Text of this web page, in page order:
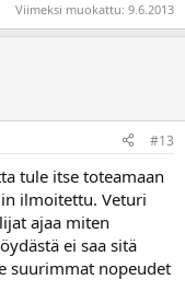
Viimeksi muokattu: 9.6.2013
#13
tule itse toteamaan
ilmoitettu. Veturi
ajaa miten
ei saa sitä
suurimmat nopeudet